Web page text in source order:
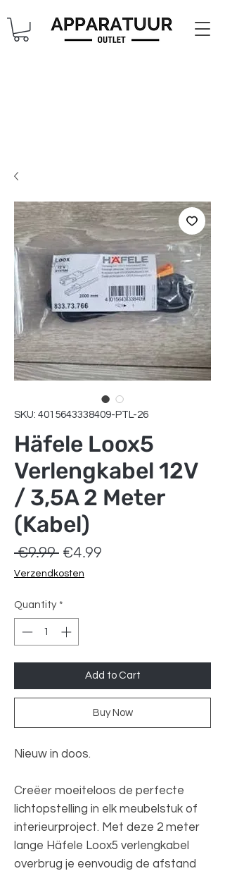
SKU: 4015643338409-PTL-26
Häfele Loox5
Verlengkabel 12V
/ 3,5A 2 Meter
(Kabel)
€9.99 Regular
Price
€4.99
Verzendkosten
Quantity *
Add to Cart
Buy Now
Nieuw in doos.
Creëer moeiteloos de perfecte
lichtopstelling in elk meubelstuk of
interieurproject. Met deze 2 meter
lange Häfele Loox5 verlengkabel
overbrug je eenvoudig de afstand